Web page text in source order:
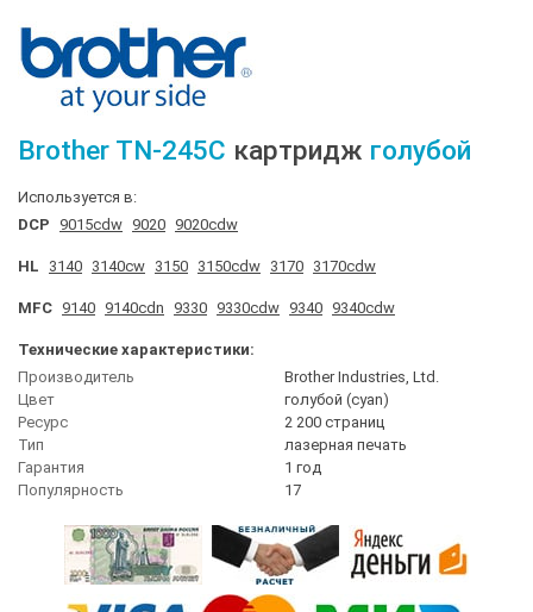
Brother TN-245C картридж голубой
Используется в:
DCP
9015cdw 9020 9020cdw
HL 3140 3140cw 3150 3150cdw 3170 3170cdw
MFC 9140 9140cdn 9330 9330cdw 9340 9340cdw
Технические характеристики:
Производитель
Brother Industries, Ltd.
Цвет
голубой (cyan)
Ресурс
2 200 страниц
Тип
лазерная печать
Гарантия
1 год
Популярность
17